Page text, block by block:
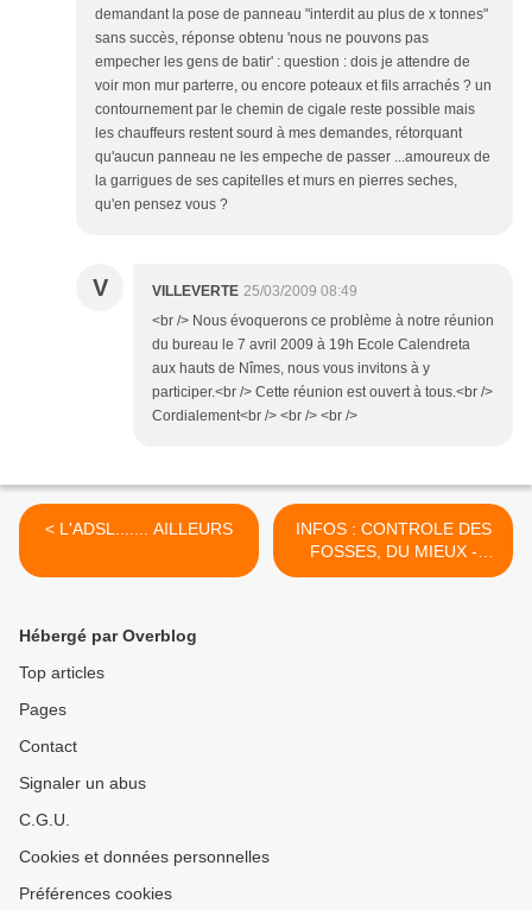
demandant la pose de panneau "interdit au plus de x tonnes"
sans succès, réponse obtenu 'nous ne pouvons pas
empecher les gens de batir' : question : dois je attendre de
voir mon mur parterre, ou encore poteaux et fils arrachés ? un
contournement par le chemin de cigale reste possible mais
les chauffeurs restent sourd à mes demandes, rétorquant
qu'aucun panneau ne les empeche de passer ...amoureux de
la garrigues de ses capitelles et murs en pierres seches,
qu'en pensez vous ?
V VILLEVERTE 25/03/2009 08:49
<br /> Nous évoquerons ce problème à notre réunion
du bureau le 7 avril 2009 à 19h Ecole Calendreta
aux hauts de Nîmes, nous vous invitons à y
participer.<br /> Cette réunion est ouvert à tous.<br />
Cordialement<br /> <br /> <br />
< L'ADSL....... AILLEURS
INFOS : CONTROLE DES
FOSSES, DU MIEUX -
REUNION DU BUREAU >
Hébergé par Overblog
Top articles
Pages
Contact
Signaler un abus
C.G.U.
Cookies et données personnelles
Préférences cookies